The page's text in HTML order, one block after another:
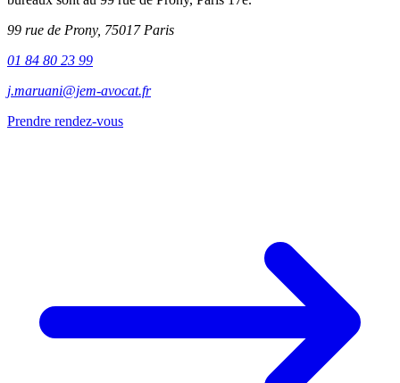
99 rue de Prony, 75017 Paris
01 84 80 23 99
j.maruani@jem-avocat.fr
Prendre rendez-vous